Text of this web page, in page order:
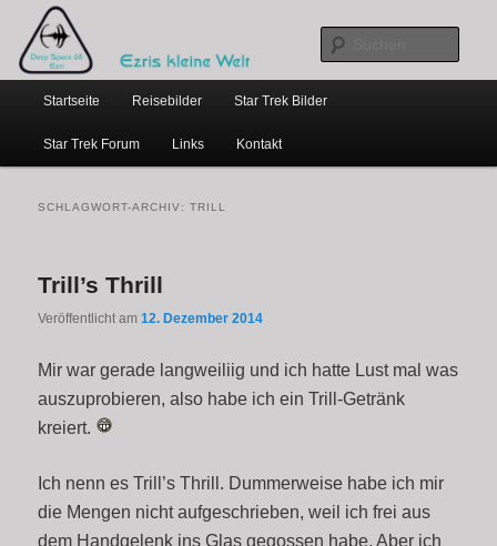
primären
Inhalt
springen
sekundären
Inhalt
springen
Ezris kleine Welt
…weil bloggen so schick ist
Hauptmenü
Startseite Reisebilder Star Trek Bilder
Star Trek Forum Links Kontakt
SCHLAGWORT-ARCHIV:TRILL
Trill’s Thrill
Veröffentlicht am12. Dezember 2014
Mir war gerade langweiliig und ich hatte Lust mal was
auszuprobieren, also habe ich ein Trill-Getränk
kreiert.
Ich nenn es Trill’s Thrill. Dummerweise habe ich mir
die Mengen nicht aufgeschrieben, weil ich frei aus
dem Handgelenk ins Glas gegossen habe. Aber ich